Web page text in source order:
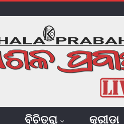
ବିଚିତ୍ରା କ୍ରୀଡା